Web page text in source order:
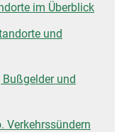
im Überblick
und
und
Verkehrssündern